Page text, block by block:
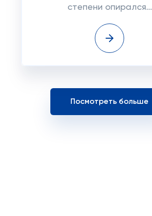
степени опирался...
Посмотреть больше